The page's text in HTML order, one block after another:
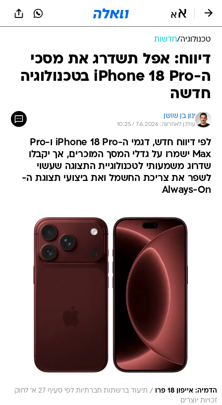
טכנולוגיה/חדשות
דיווח: אפל תשדרג את מסכי
ה-iPhone 18 Pro בטכנולוגיה
חדשה
ינון בן שושן
עודכן לאחרונה: 7.6.2026 / 10:25
לפי דיווח חדש, דגמי ה-iPhone 18 Pro ו-Pro
Max ישמרו על גדלי המסך המוכרים, אך יקבלו
שדרוג משמעותי לטכנולוגיית התצוגה שעשוי
לשפר את צריכת החשמל ואת ביצועי תצוגת ה-
Always-On
הדמיה: אייפון 18 פרו /
תיעוד ברשתות חברתיות לפי סעיף 27 א' לחוק
זכויות יוצרים